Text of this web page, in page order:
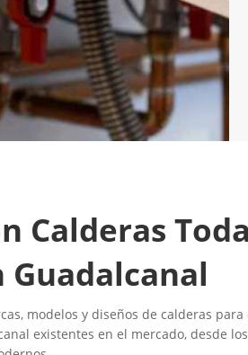
Calderas
Guadalcanal
modelos y diseños de calderas
existentes en el mercado, desde